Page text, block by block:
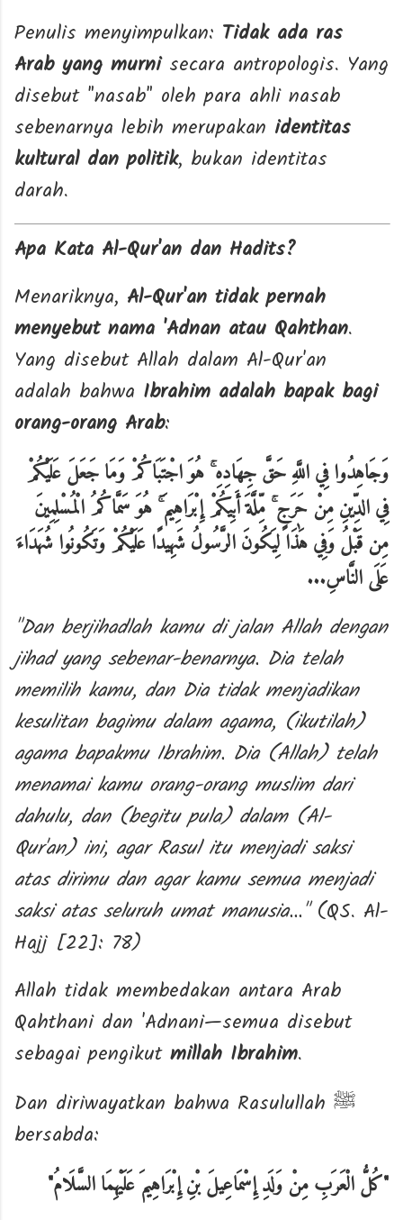
Penulis menyimpulkan: Tidak ada ras
Arab yang murnisecara antropologis. Yang
disebut "nasab" oleh para ahli nasab
sebenarnya lebih merupakan identitas
kultural dan politik, bukan identitas
darah.
Apa Kata Al-Qur'an dan Hadits?
Menariknya, Al-Qur'an tidak pernah
menyebut nama 'Adnan atau Qahthan.
Yang disebut Allah dalam Al-Qur'an
adalah bahwa Ibrahim adalah bapak bagi
orang-orang Arab:
وَجَاهِدُوا فِي اللَّهِ حَقَّ جِهَادِهِ ۚ هُوَ اجْتَبَاكُمْ وَمَا جَعَلَ عَلَيْكُمْ
فِي الدِّينِ مِنْ حَرَجٍ ۚ مِّلَّةَ أَبِيكُمْ إِبْرَاهِيمَ ۚ هُوَ سَمَّاكُمُ الْمُسْلِمِينَ
مِن قَبْلُ وَفِي هَٰذَا لِيَكُونَ الرَّسُولُ شَهِيدًا عَلَيْكُمْ وَتَكُونُوا شُهَدَاءَ
عَلَى النَّاسِ...
"Dan berjihadlah kamu di jalan Allah dengan
jihad yang sebenar-benarnya. Dia telah
memilih kamu, dan Dia tidak menjadikan
kesulitan bagimu dalam agama, (ikutilah)
agama bapakmu Ibrahim. Dia (Allah) telah
menamai kamu orang-orang muslim dari
dahulu, dan (begitu pula) dalam (Al-
Qur'an) ini, agar Rasul itu menjadi saksi
atas dirimu dan agar kamu semua menjadi
saksi atas seluruh umat manusia..."(QS. Al-
Hajj [22]: 78)
Allah tidak membedakan antara Arab
Qahthani dan 'Adnani—semua disebut
sebagai pengikut millah Ibrahim.
Dan diriwayatkan bahwa Rasulullah ﷺ
bersabda:
"كُلُّ الْعَرَبِ مِنْ وَلَدِ إِسْمَاعِيلَ بْنِ إِبْرَاهِيمَ عَلَيْهِمَا السَّلَامُ"